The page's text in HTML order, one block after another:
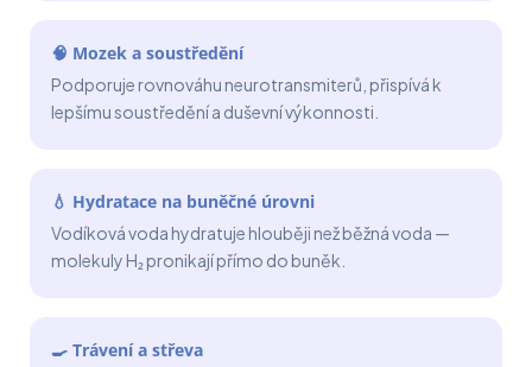
🧠 Mozek a soustředění
Podporuje rovnováhu neurotransmiterů, přispívá k
lepšímu soustředění a duševní výkonnosti.
💧 Hydratace na buněčné úrovni
Vodíková voda hydratuje hlouběji než běžná voda —
molekuly H₂ pronikají přímo do buněk.
🍳 Trávení a střeva